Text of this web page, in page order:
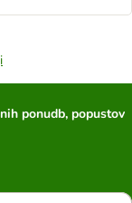
ponudb, popustov